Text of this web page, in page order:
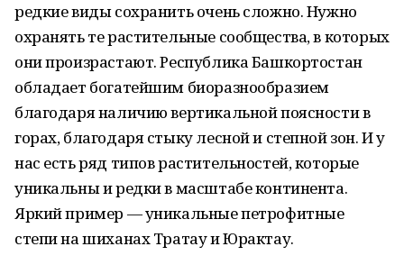
редкие виды сохранить очень сложно. Нужно
охранять те растительные сообщества, в которых
они произрастают. Республика Башкортостан
обладает богатейшим биоразнообразием
благодаря наличию вертикальной поясности в
горах, благодаря стыку лесной и степной зон. И у
нас есть ряд типов растительностей, которые
уникальны и редки в масштабе континента.
Яркий пример — уникальные петрофитные
степи на шиханах Тратау и Юрактау.